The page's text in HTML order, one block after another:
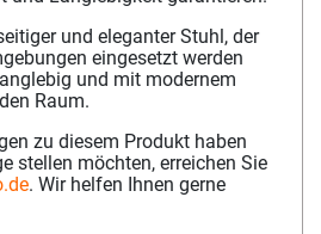
und eleganter Stuhl, der
eingesetzt werden
und mit modernem
Raum.
zu diesem Produkt haben
stellen möchten, erreichen Sie
. Wir helfen Ihnen gerne